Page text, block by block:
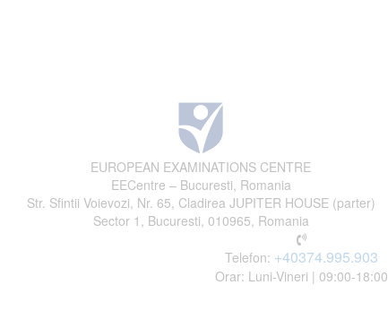
EUROPEAN EXAMINATIONS CENTRE
EECentre – Bucuresti, Romania
Str. Sfintii Voievozi, Nr. 65, Cladirea JUPITER HOUSE (parter)
Sector 1, Bucuresti, 010965, Romania
Telefon: +40374.995.903
Orar: Luni-Vineri | 09:00-18:00